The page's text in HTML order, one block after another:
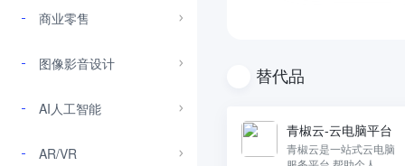
商业零售
图像影音设计
AI人工智能
AR/VR
替代品
青椒云-云电脑平台
青椒云是一站式云电脑